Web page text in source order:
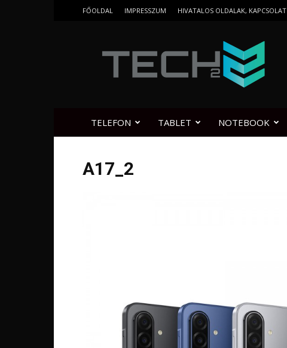
FŐOLDAL IMPRESSZUM HIVATALOS OLDALAK, KAPCSOLAT
TELEFON TABLET NOTEBOOK
A17_2